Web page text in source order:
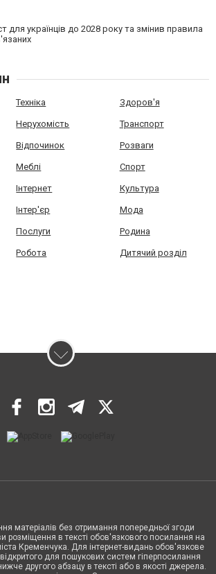
українців до 2028 року та змінив правила
Техніка Здоров'я
Нерухомість Транспорт
Відпочинок Розваги
Меблі Спорт
Інтернет Культура
Інтер'єр Мода
Послуги Родина
Робота Дитячий розділ
матеріалів без отримання попередньої згоди
розміщення в тексті обов'язкового посилання на
Кременчука. Для інтернет-видань обов'язкове
для пошукових систем гіперпосилання
другого абзацу в тексті або в якості джерела.